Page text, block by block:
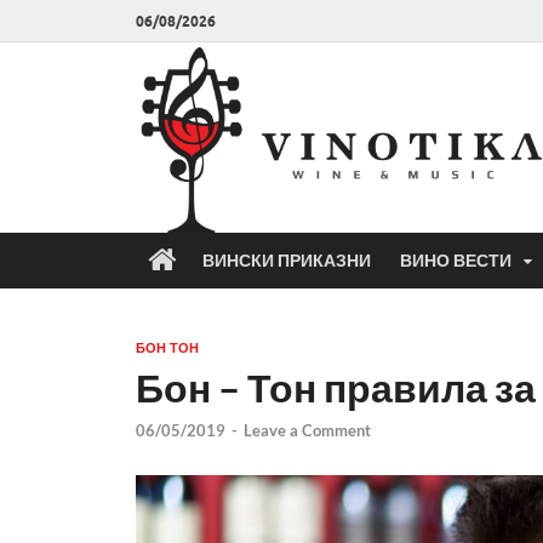
06/08/2026
ВИНСКИ ПРИКАЗНИ ВИНО ВЕСТИ
БОН ТОН
Бон – Тон правила за
06/05/2019 - Leave a Comment